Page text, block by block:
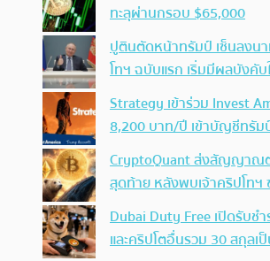
ทะลุผ่านกรอบ $65,000
ปูตินตัดหน้าทรัมป์ เซ็นลง
โทฯ ฉบับแรก เริ่มมีผลบังคั
Strategy เข้าร่วม Invest
8,200 บาท/ปี เข้าบัญชีทรั
CryptoQuant ส่งสัญญาณ
สุดท้าย หลังพบเจ้าคริปโทฯ
Dubai Duty Free เปิดรับช
และคริปโตอื่นรวม 30 สกุลเ